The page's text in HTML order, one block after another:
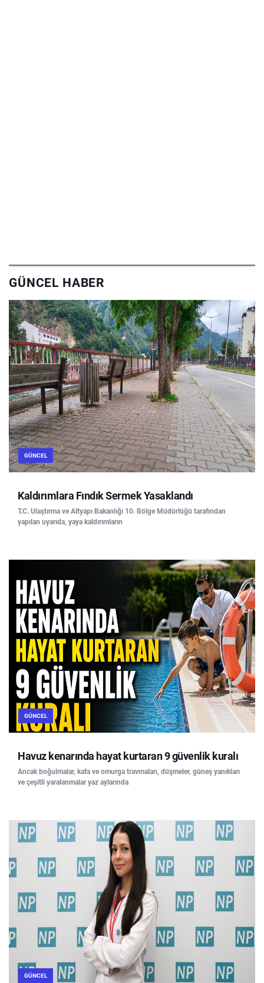
GÜNCEL HABER
GÜNCEL
Kaldırımlara Fındık Sermek Yasaklandı
T.C. Ulaştırma ve Altyapı Bakanlığı 10. Bölge Müdürlüğü tarafından
yapılan uyarıda, yaya kaldırımların
GÜNCEL
Havuz kenarında hayat kurtaran 9 güvenlik kuralı
Ancak boğulmalar, kafa ve omurga travmaları, düşmeler, güneş yanıkları
ve çeşitli yaralanmalar yaz aylarında
GÜNCEL